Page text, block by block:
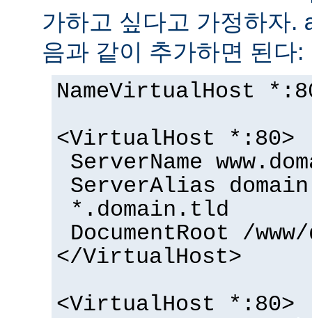
가하고 싶다고 가정하자.
음과 같이 추가하면 된다:
NameVirtualHost
<VirtualHost *:80>
ServerName
ServerAlias
*.domain.tld
DocumentRoot /
</VirtualHost>
<VirtualHost *:80>